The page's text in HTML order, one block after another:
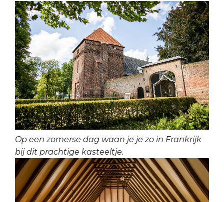
Op een zomerse dag waan je je zo in Frankrijk
bij dit prachtige kasteeltje.